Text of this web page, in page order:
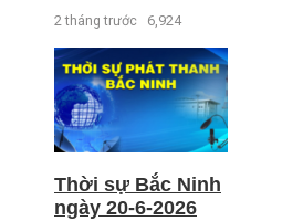
2 tháng trước 6,924
Thời sự Bắc Ninh
ngày 20-6-2026